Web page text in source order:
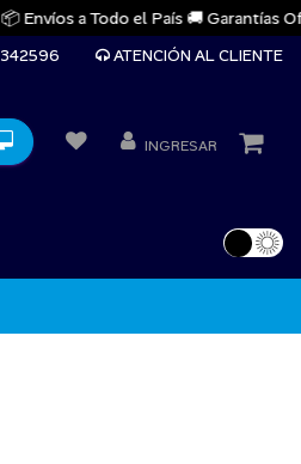
a Todo el País 🚚 Garantías
ATENCIÓN AL CLIENTE
INGRESAR